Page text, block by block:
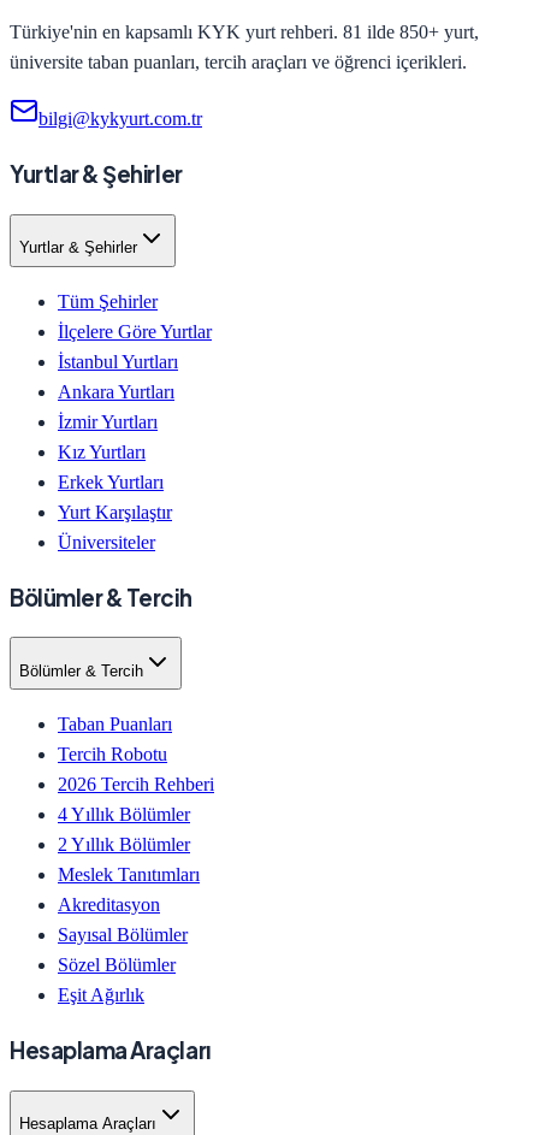
Türkiye'nin en kapsamlı KYK yurt rehberi. 81 ilde 850+ yurt,
üniversite taban puanları, tercih araçları ve öğrenci içerikleri.
bilgi@kykyurt.com.tr
Yurtlar & Şehirler
Yurtlar & Şehirler
Tüm Şehirler
İlçelere Göre Yurtlar
İstanbul Yurtları
Ankara Yurtları
İzmir Yurtları
Kız Yurtları
Erkek Yurtları
Yurt Karşılaştır
Üniversiteler
Bölümler & Tercih
Bölümler & Tercih
Taban Puanları
Tercih Robotu
2026 Tercih Rehberi
4 Yıllık Bölümler
2 Yıllık Bölümler
Meslek Tanıtımları
Akreditasyon
Sayısal Bölümler
Sözel Bölümler
Eşit Ağırlık
Hesaplama Araçları
Hesaplama Araçları